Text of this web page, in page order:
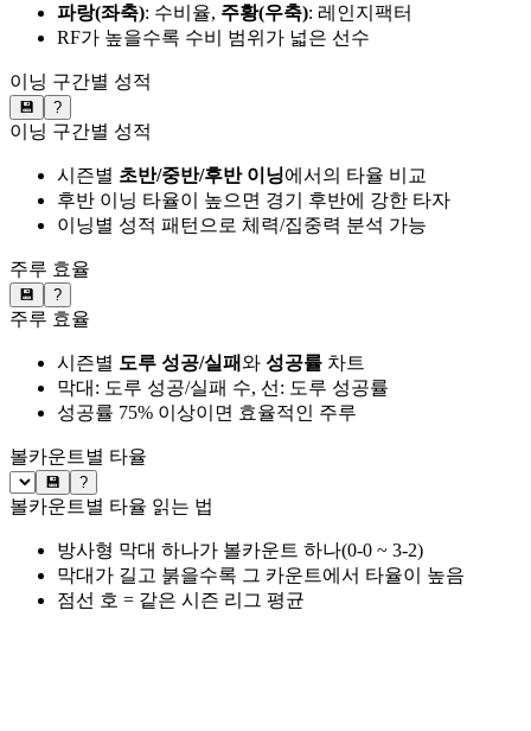
파랑(좌축): 수비율, 주황(우축): 레인지팩터
RF가 높을수록 수비 범위가 넓은 선수
이닝 구간별 성적
💾 ?
이닝 구간별 성적
시즌별 초반/중반/후반 이닝에서의 타율 비교
후반 이닝 타율이 높으면 경기 후반에 강한 타자
이닝별 성적 패턴으로 체력/집중력 분석 가능
주루 효율
💾 ?
주루 효율
시즌별 도루 성공/실패와 성공률 차트
막대: 도루 성공/실패 수, 선: 도루 성공률
성공률 75% 이상이면 효율적인 주루
볼카운트별 타율
💾 ?
볼카운트별 타율 읽는 법
방사형 막대 하나가 볼카운트 하나(0-0 ~ 3-2)
막대가 길고 붉을수록 그 카운트에서 타율이 높음
점선 호 = 같은 시즌 리그 평균